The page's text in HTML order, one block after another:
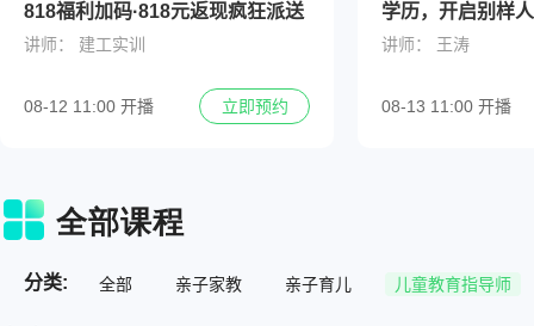
818福利加码·818元返现疯狂派送
讲师： 建工实训
08-12 11:00 开播 立即预约
学历，开启别样
讲师： 王涛
08-13 11:00 开播
分类: 全部 亲子家教 亲子育儿 儿童教育指导师